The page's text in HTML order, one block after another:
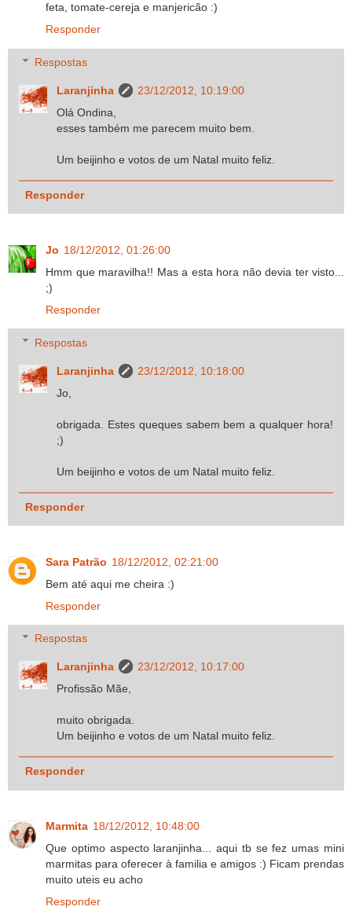
feta, tomate-cereja e manjericão :)
Responder
Respostas
Laranjinha
23/12/2012, 10:19:00
Olá Ondina,
esses também me parecem muito bem.
Um beijinho e votos de um Natal muito feliz.
Responder
Jo 18/12/2012, 01:26:00
Hmm que maravilha!! Mas a esta hora não devia ter visto...
;)
Responder
Respostas
Laranjinha
23/12/2012, 10:18:00
Jo,
obrigada. Estes queques sabem bem a qualquer hora!
;)
Um beijinho e votos de um Natal muito feliz.
Responder
Sara Patrão 18/12/2012, 02:21:00
Bem até aqui me cheira :)
Responder
Respostas
Laranjinha
23/12/2012, 10:17:00
Profissão Mãe,
muito obrigada.
Um beijinho e votos de um Natal muito feliz.
Responder
Marmita 18/12/2012, 10:48:00
Que optimo aspecto laranjinha... aqui tb se fez umas mini
marmitas para oferecer à familia e amigos :) Ficam prendas
muito uteis eu acho
Responder